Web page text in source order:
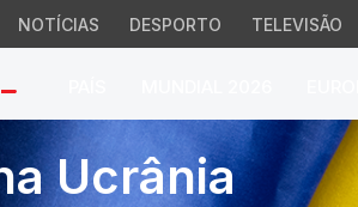
NOTÍCIAS DESPORTO TELEVISÃO
que EUA
Ucrânia